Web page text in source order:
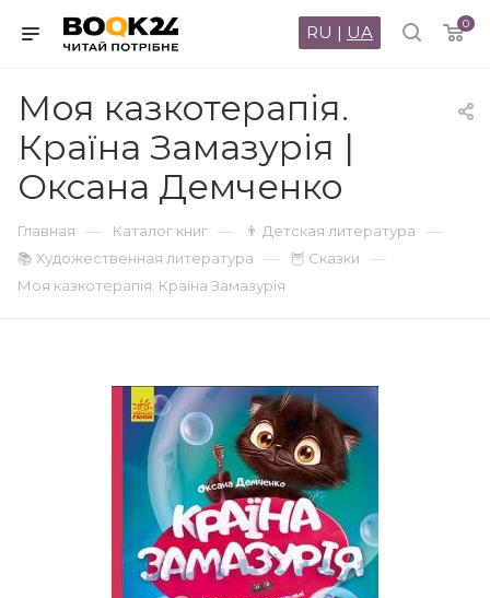
0
RU | UA
Моя казкотерапія.
Країна Замазурія |
Оксана Демченко
Главная — Каталог книг — 👨 Детская литература —
📚 Художественная литература — 🦉 Сказки —
Моя казкотерапія. Країна Замазурія